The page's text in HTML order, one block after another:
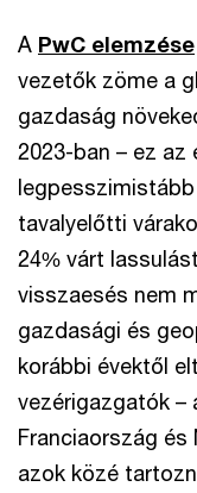
A PwC elemzése
vezetők zöme a
gazdaság
2023-ban – ez az
tavalyelőtti
24% várt
visszaesés nem
gazdasági és
korábbi évektől
vezérigazgatók –
Franciaország
azok közé